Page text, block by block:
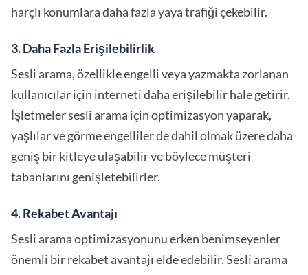
harçlı konumlara daha fazla yaya trafiği çekebilir.
3. Daha Fazla Erişilebilirlik
Sesli arama, özellikle engelli veya yazmakta zorlanan
kullanıcılar için interneti daha erişilebilir hale getirir.
İşletmeler sesli arama için optimizasyon yaparak,
yaşlılar ve görme engelliler de dahil olmak üzere daha
geniş bir kitleye ulaşabilir ve böylece müşteri
tabanlarını genişletebilirler.
4. Rekabet Avantajı
Sesli arama optimizasyonunu erken benimseyenler
önemli bir rekabet avantajı elde edebilir. Sesli arama